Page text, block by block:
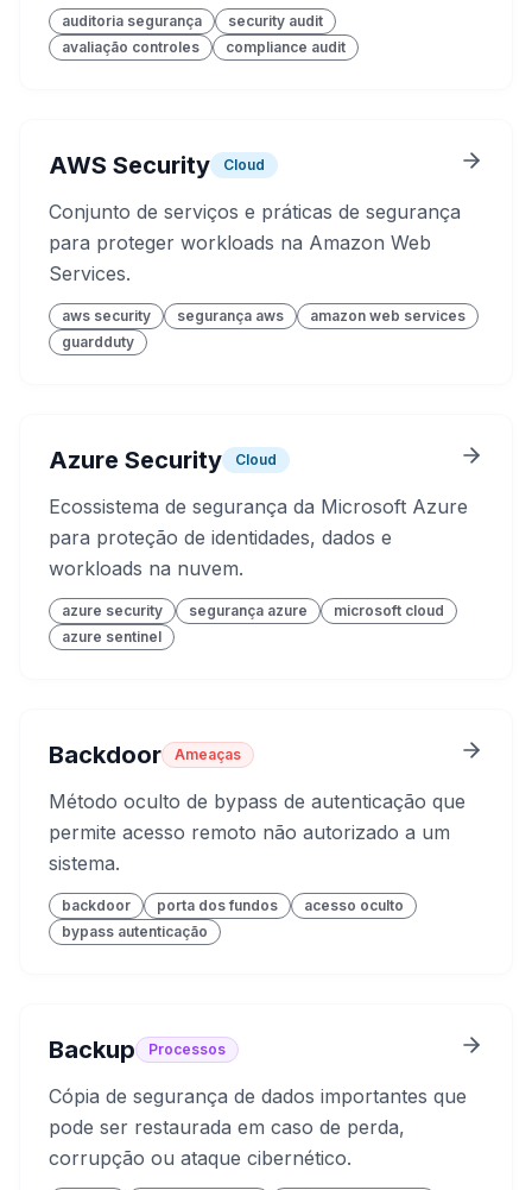
auditoria segurança
security audit
avaliação controles
compliance audit
AWS Security Cloud
Conjunto de serviços e práticas de segurança
para proteger workloads na Amazon Web
Services.
aws security segurança aws
amazon web services
guardduty
Azure Security Cloud
Ecossistema de segurança da Microsoft Azure
para proteção de identidades, dados e
workloads na nuvem.
azure security segurança azure
microsoft cloud
azure sentinel
Backdoor Ameaças
Método oculto de bypass de autenticação que
permite acesso remoto não autorizado a um
sistema.
backdoor porta dos fundos
acesso oculto
bypass autenticação
Backup Processos
Cópia de segurança de dados importantes que
pode ser restaurada em caso de perda,
corrupção ou ataque cibernético.